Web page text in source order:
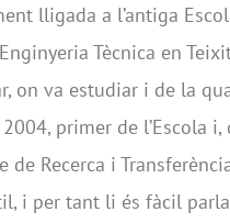
lligada a l’antiga
Tècnica en
on va estudiar i de la
primer de l’Escola i,
de Recerca i
i per tant li és fàcil